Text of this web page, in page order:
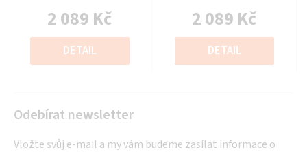
0,0
z
5
2 089 Kč
Měrná
cena:
DETAIL
0,0
z
5
2 089 Kč
Měrná
cena:
DETAIL
Odebírat newsletter
Vložte svůj e-mail a my vám budeme zasílat informace o